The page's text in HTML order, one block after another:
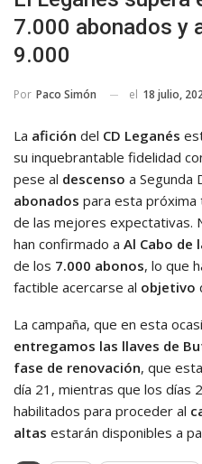
7.000 abonados y
9.000
Por Paco Simón el 18 julio,
La afición del CD Leganés
su inquebrantable fidelidad
pese al descenso a Segunda
abonados para esta próxima
de las mejores expectativas.
han confirmado a Al Cabo de
de los 7.000 abonos, lo que
factible acercarse al objetivo
La campaña, que en esta
entregamos las llaves de
fase de renovación, que
día 21, mientras que los días
habilitados para proceder al
altas estarán disponibles a